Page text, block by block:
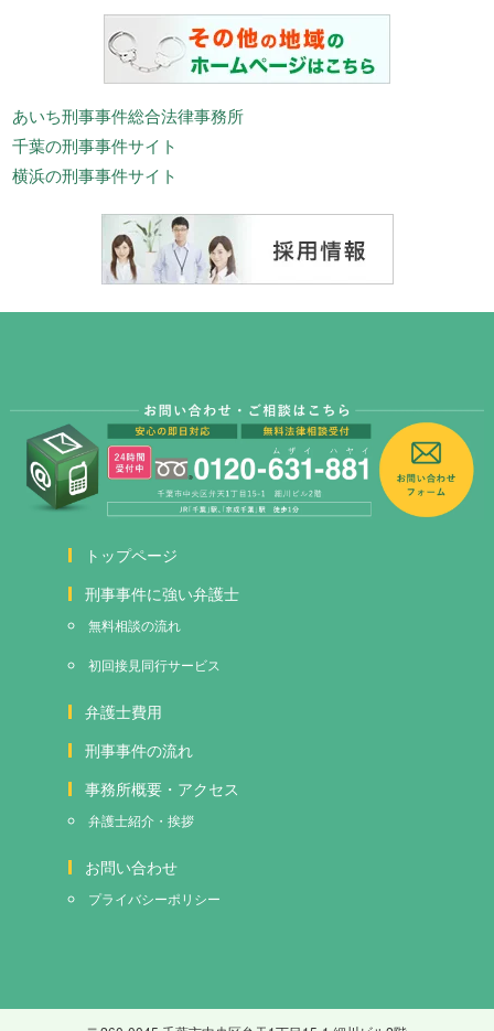
あいち刑事事件総合法律事務所
千葉の刑事事件サイト
横浜の刑事事件サイト
トップページ
刑事事件に強い弁護士
無料相談の流れ
初回接見 同行サービス
弁護士費用
刑事事件の流れ
事務所概要・アクセス
弁護士紹介・挨拶
お問い合わせ
プライバシーポリシー